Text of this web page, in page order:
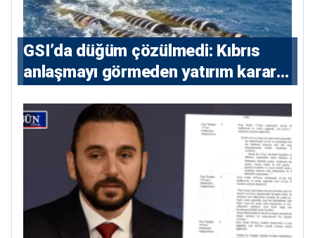
GSI’da düğüm çözülmedi: Kıbrıs
anlaşmayı görmeden yatırım kararı